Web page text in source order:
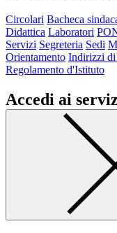
Circolari Bacheca
Didattica Laboratori
Servizi Segreteria Sedi
Orientamento Indirizzi di
Regolamento d'Istituto
Accedi ai